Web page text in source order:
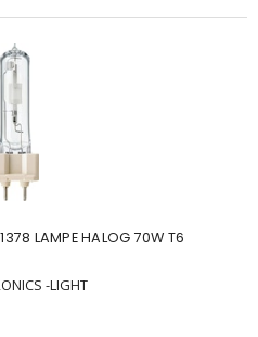
LAMPE HALOG 70W T6
-LIGHT